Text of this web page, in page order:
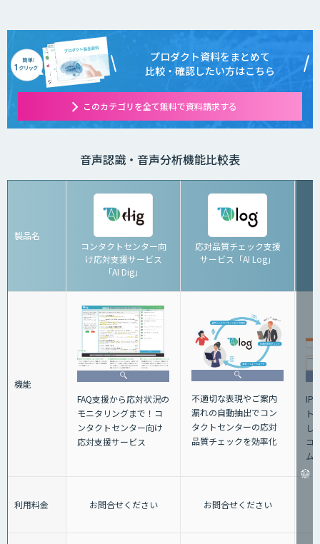
プロダクト資料をまとめて
比較・確認したい方はこちら
このカテゴリを全て無料で資料請求する
音声認識・音声分析機能比較表
製品名
コンタクトセンター向
け応対支援サービス
「AI Dig」
応対品質チェック支援
サービス「AI Log」
機能
FAQ支援から応対状況の
モニタリングまで！コ
ンタクトセンター向け
応対支援サービス
不適切な表現やご案内
漏れの自動抽出でコン
タクトセンターの応対
品質チェックを効率化
IP-
ト
し
コ
ム
利用料金 お問合せください お問合せください